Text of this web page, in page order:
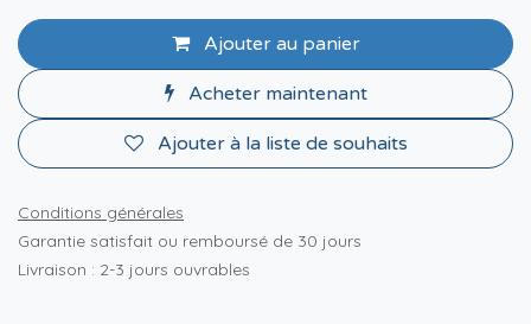
Ajouter au panier
Acheter maintenant
Ajouter à la liste de souhaits
Conditions générales
Garantie satisfait ou remboursé de 30 jours
Livraison : 2-3 jours ouvrables